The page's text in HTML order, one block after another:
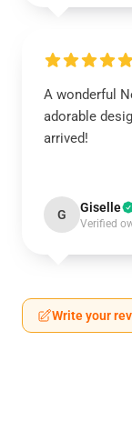
A wonderful
adorable
arrived!
G Giselle
Verified
Write your